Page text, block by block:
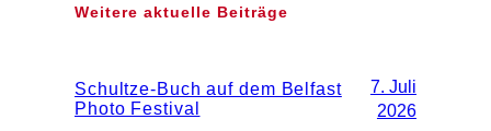
Weitere aktuelle Beiträge
Schultze-Buch auf dem Belfast
Photo Festival
7. Juli
2026